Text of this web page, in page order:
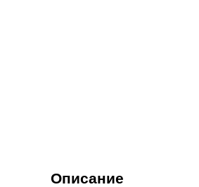
Описание